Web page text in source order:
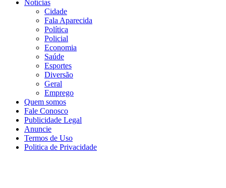
Notícias
Cidade
Fala Aparecida
Política
Policial
Economia
Saúde
Esportes
Diversão
Geral
Emprego
Quem somos
Fale Conosco
Publicidade Legal
Anuncie
Termos de Uso
Politica de Privacidade